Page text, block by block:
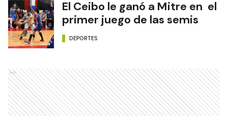
El Ceibo le ganó a Mitre en el
primer juego de las semis
DEPORTES
Ads